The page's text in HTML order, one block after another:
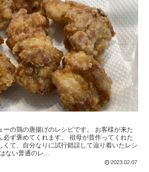
ーの鶏の唐揚げのレシピです。 お客様が来た
必ず褒めてくれます。 祖母が昔作ってくれた
くて、自分なりに試行錯誤して辿り着いたレシ
ない普通のレ...
2023.02.07